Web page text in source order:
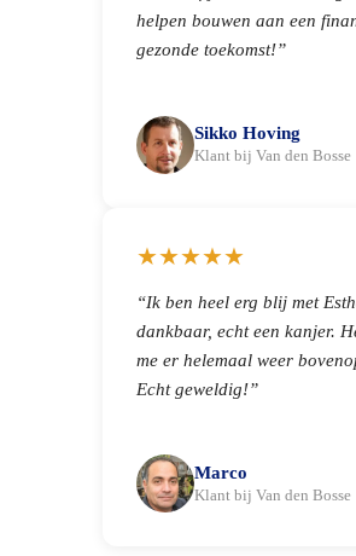
helpen bouwen aan een
gezonde toekomst!”
Sikko Hoving
Klant bij Van den Bosse
★★★★★
“Ik ben heel erg blij met
dankbaar, echt een kanjer.
me er helemaal weer
Echt geweldig!”
Marco
Klant bij Van den Bosse